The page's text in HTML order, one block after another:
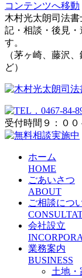
コンテンツへ移動
木村光太朗司法
記・相談・後見
す。
（茅ヶ崎、藤沢
ど）
受付時間９：００
ホーム
HOME
ごあいさつ
ABOUT
ご相談につ
会社設立
業務案内
BUSINESS
土地・